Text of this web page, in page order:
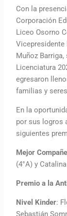
Con la
Corporación
Liceo Osorno
Vicepresidente
Muñoz
Licenciatura
egresaron
familias y
En la
por sus logros
siguientes
Mejor
(4°A) y
Premio a la
Nivel Kinder: